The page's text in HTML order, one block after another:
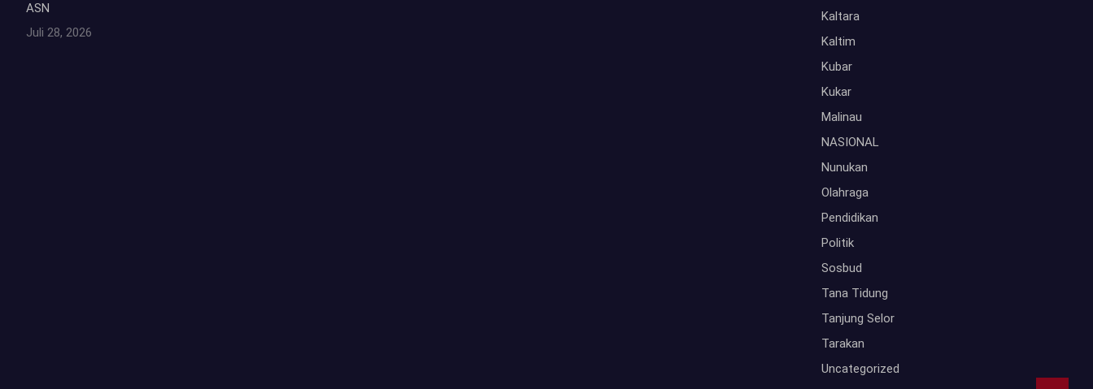
ASN
Juli 28, 2026
Kaltara
Kaltim
Kubar
Kukar
Malinau
NASIONAL
Nunukan
Olahraga
Pendidikan
Politik
Sosbud
Tana Tidung
Tanjung Selor
Tarakan
Uncategorized